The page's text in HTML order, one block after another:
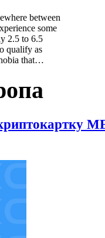
between
some
2.5 to 6.5
qualify as
that…